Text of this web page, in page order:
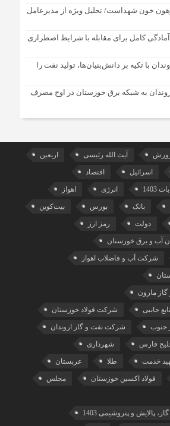
خون شهداست/ تجلیل ویژه از مدیرعامل
کامل برای مقابله با شرایط اضطراری
با تکیه بر دانش‌بنیان‌ها، تولید نفت را
اروندان به شبکه برق خوزستان در اوج مصرف
آیت الله رئیسی اربعین
اسرائیل اقتصاد
1403 انرژی اهواز
بانک بورس بیت‌کوین
دولت رمز ارز
آب و برق خوزستان
شرکت آب و فاضلاب اهواز
مارون
جانبی شرکت فولاد خوزستان
جنوب شرکت نفت و گاز اروندان
فارس شهرداری
خدمت طلا عربستان
فولاد اکسین خوزستان مجلس
پالایش و پتروشیمی 1403